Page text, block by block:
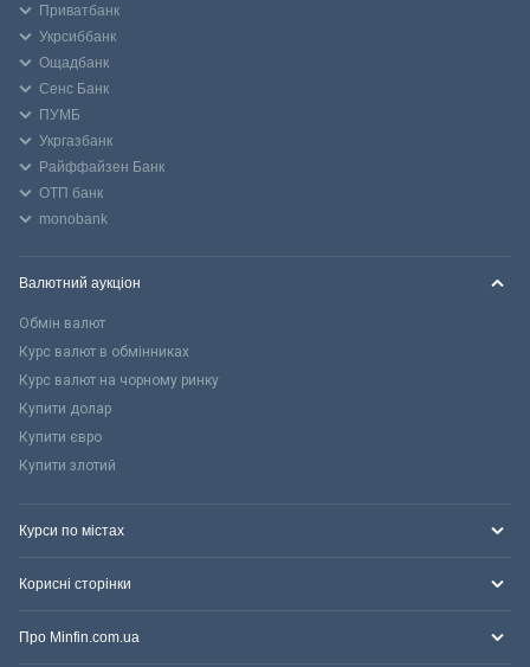
Приватбанк
Укрсиббанк
Ощадбанк
Сенс Банк
ПУМБ
Укргазбанк
Райффайзен Банк
ОТП банк
monobank
Валютний аукціон
Обмін валют
Курс валют в обмінниках
Курс валют на чорному ринку
Купити долар
Купити євро
Купити злотий
Курси по містах
Корисні сторінки
Про Minfin.com.ua